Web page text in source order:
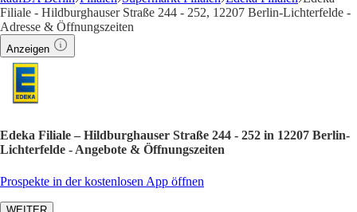
Filiale - Hildburghauser Straße 244 - 252, 12207 Berlin-Lichterfelde -
Adresse & Öffnungszeiten
Anzeigen
Edeka Filiale – Hildburghauser Straße 244 - 252 in 12207 Berlin-
Lichterfelde - Angebote & Öffnungszeiten
Prospekte in der kostenlosen App öffnen